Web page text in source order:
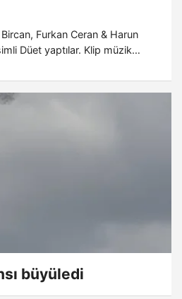
Furkan Ceran & Harun
Düet yaptılar. Klip müzik
büyüledi